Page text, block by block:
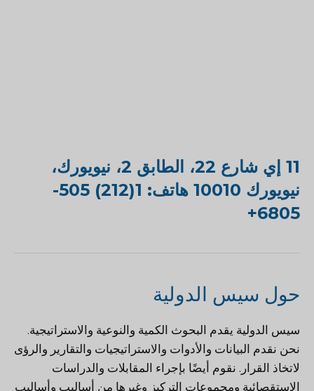
11 إي شارع 22، الطابق 2، نيويورك،
نيويورك 10010 هاتف: 1(212) 505-
6805+
حول سيس الدولية
سيس الدولية يقدم البحوث الكمية والنوعية والاستراتيجية.
نحن نقدم البيانات والأدوات والاستراتيجيات والتقارير والرؤى
لاتخاذ القرار. نقوم أيضًا بإجراء المقابلات والدراسات
الاستقصائية ومجموعات التركيز وغيرها من أساليب وأساليب